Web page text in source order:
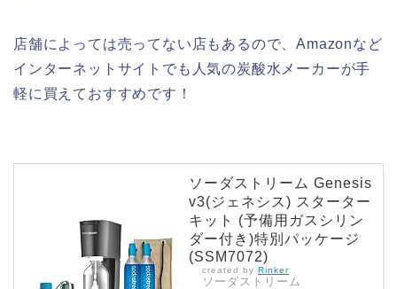
店舗によっては売ってない店もあるので、Amazonなど
インターネットサイトでも人気の炭酸水メーカーが手
軽に買えておすすめです！
ソーダストリーム Genesis
v3(ジェネシス) スターター
キット (予備用ガスシリン
ダー付き)特別パッケージ
(SSM7072)
created by Rinker
ソーダストリーム